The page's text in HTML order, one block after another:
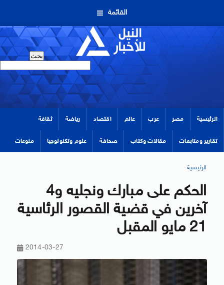
القائمة
الرئيسية مصر عرب عالم اقتصاد رياضة ثقافة
تقارير ومتابعات مقالات وكتاب صحافة علوم وتكنولوجيا منوعات
الرئيسية
الحكم على مبارك ونجليه و4
آخرين في قضية القصور الرئاسية
21 مايو المقبل
2014-03-27